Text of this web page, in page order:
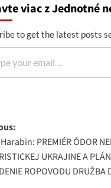
viac z Jednotné
to get the latest posts
PREMIÉR ÓDOR
UKRAJINE A
ROPOVODU DRUŽBA